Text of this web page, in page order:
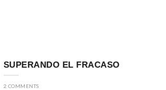
SUPERANDO EL FRACASO
2 COMMENTS